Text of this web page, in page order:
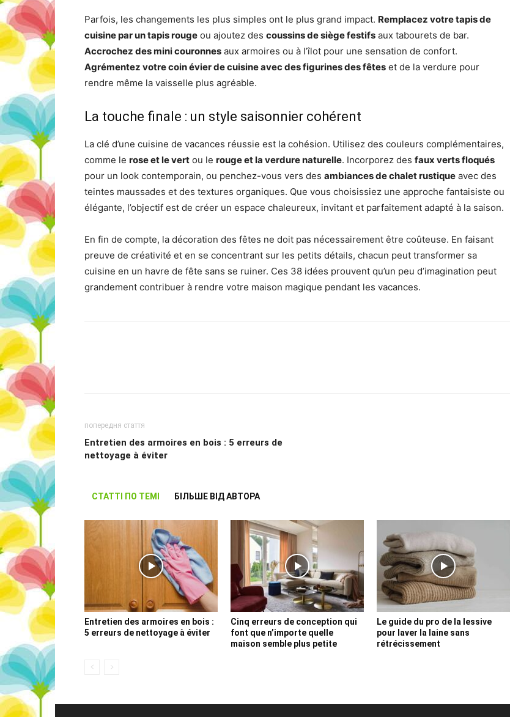
Parfois, les changements les plus simples ont le plus grand impact. Remplacez votre tapis de
cuisine par un tapis rouge ou ajoutez des coussins de siège festifs aux tabourets de bar.
Accrochez des mini couronnes aux armoires ou à l’îlot pour une sensation de confort.
Agrémentez votre coin évier de cuisine avec des figurines des fêtes et de la verdure pour
rendre même la vaisselle plus agréable.
La touche finale : un style saisonnier cohérent
La clé d’une cuisine de vacances réussie est la cohésion. Utilisez des couleurs complémentaires,
comme le rose et le vert ou le rouge et la verdure naturelle. Incorporez des faux verts floqués
pour un look contemporain, ou penchez-vous vers des ambiances de chalet rustique avec des
teintes maussades et des textures organiques. Que vous choisissiez une approche fantaisiste ou
élégante, l’objectif est de créer un espace chaleureux, invitant et parfaitement adapté à la saison.
En fin de compte, la décoration des fêtes ne doit pas nécessairement être coûteuse. En faisant
preuve de créativité et en se concentrant sur les petits détails, chacun peut transformer sa
cuisine en un havre de fête sans se ruiner. Ces 38 idées prouvent qu’un peu d’imagination peut
grandement contribuer à rendre votre maison magique pendant les vacances.
попередня стаття
Entretien des armoires en bois : 5 erreurs de
nettoyage à éviter
СТАТТІ ПО ТЕМІ БІЛЬШЕ ВІД АВТОРА
Entretien des armoires en bois :
5 erreurs de nettoyage à éviter
Cinq erreurs de conception qui
font que n’importe quelle
maison semble plus petite
Le guide du pro de la lessive
pour laver la laine sans
rétrécissement